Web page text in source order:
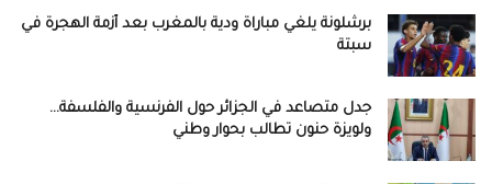
برشلونة يلغي مباراة ودية بالمغرب بعد أزمة الهجرة في
سبتة
جدل متصاعد في الجزائر حول الفرنسية والفلسفة…
ولويزة حنون تطالب بحوار وطني